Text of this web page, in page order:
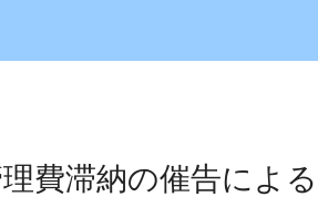
費滞納の催告によ